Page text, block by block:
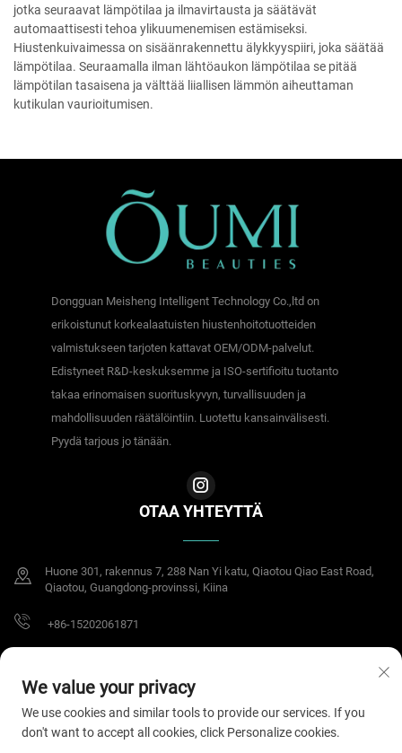
jotka seuraavat lämpötilaa ja ilmavirtausta ja säätävät
automaattisesti tehoa ylikuumenemisen estämiseksi.
Hiustenkuivaimessa on sisäänrakennettu älykkyyspiiri, joka säätää
lämpötilaa. Seuraamalla ilman lähtöaukon lämpötilaa se pitää
lämpötilan tasaisena ja välttää liiallisen lämmön aiheuttaman
kutikulan vaurioitumisen.
Dongguan Meisheng Intelligent Technology Co.,ltd on
erikoistunut korkealaatuisten hiustenhoitotuotteiden
valmistukseen tarjoten kattavat OEM/ODM-palvelut.
Edistyneet R&D-keskuksemme ja ISO-sertifioitu tuotanto
takaa erinomaisen suorituskyvyn, turvallisuuden ja
mahdollisuuden räätälöintiin. Luotettu kansainvälisesti.
Pyydä tarjous jo tänään.
OTAA YHTEYTTÄ
Huone 301, rakennus 7, 288 Nan Yi katu, Qiaotou Qiao East Road,
Qiaotou, Guangdong-provinssi, Kiina
+86-15202061871
Tekijänoikeus © 2025 Dongguan Meisheng Intelligent Technology Co.,Ltd.
We value your privacy
We use cookies and similar tools to provide our services. If you
don't want to accept all cookies, click Personalize cookies.